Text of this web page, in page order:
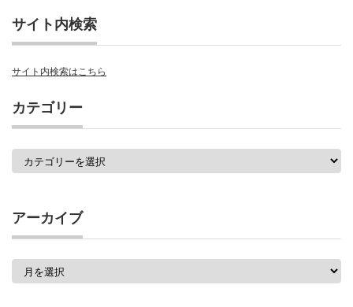
サイト内検索
サイト内検索はこちら
カテゴリー
アーカイブ